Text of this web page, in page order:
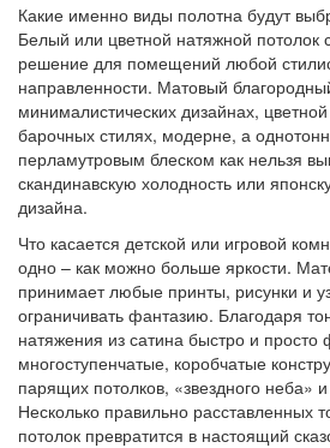
Какие именно виды полотна будут
Белый или цветной натяжной потолок
решение для помещений любой
направленности. Матовый
минималистических дизайнах, цветной
барочных стилях, модерне, а
перламутровым блеском как нельзя
скандинавскую холодность или
дизайна.
Что касается детской или игровой
одно – как можно больше яркости.
принимает любые принты, рисунки и
ограничивать фантазию. Благодаря
натяжения из сатина быстро и
многоступенчатые, коробчатые
парящих потолков, «звездного неба»
Несколько правильно расставленных
потолок превратится в настоящий